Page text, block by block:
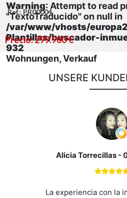
Warning: Attempt to read
"TextoTraducido" on null in
/var/www/vhosts/
Plantillas/buscador-
932
Wohnungen, Verkauf
Ref.: PR00004
Precio: 299.900 €
UNSERE
Alicia Torrecillas -
La experiencia con la